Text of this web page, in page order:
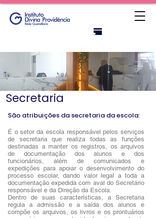
Secretaria
São atribuições da secretaria da escola:
É o setor da escola responsável pelos serviços
de secretaria que realiza todas as funções
destinadas a manter os registros, os arquivos
de documentação dos alunos e dos
funcionários, além de comunicados e
expedições para apoiar o desenvolvimento do
processo escolar, dando valor legal a toda a
documentação expedida com aval do Secretário
responsável e da Direção da Escola.
Dentro de suas características, a Secretaria
regula a admissão e a saída dos alunos e
compõe os arquivos, os livros e os prontuários